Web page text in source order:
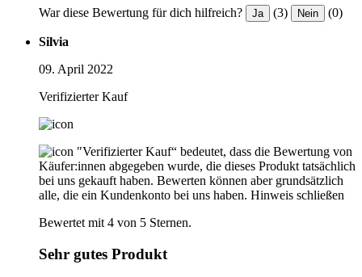
War diese Bewertung für dich hilfreich? Ja (3) Nein (0)
Silvia
09. April 2022
Verifizierter Kauf
"Verifizierter Kauf“ bedeutet, dass die Bewertung von
Käufer:innen abgegeben wurde, die dieses Produkt tatsächlich
bei uns gekauft haben. Bewerten können aber grundsätzlich
alle, die ein Kundenkonto bei uns haben. Hinweis schließen
Bewertet mit 4 von 5 Sternen.
Sehr gutes Produkt